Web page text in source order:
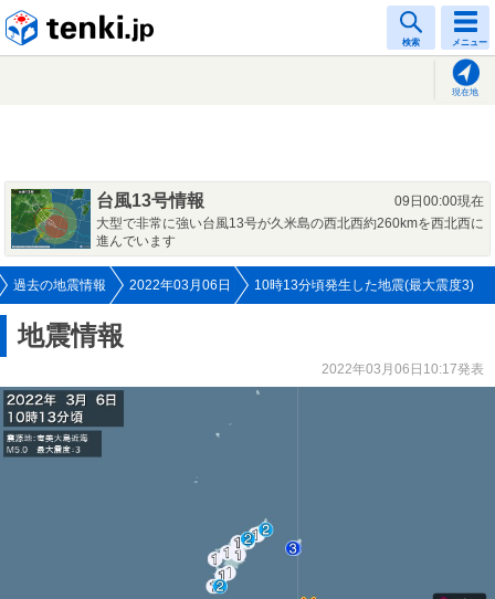
検索 メニュー
現在地
台風13号情報
09日00:00現在
大型で非常に強い台風13号が久米島の西北西約260kmを西北西に
進んでいます
過去の地震情報 2022年03月06日 10時13分頃発生した地震(最大震度3)
地震情報
2022年03月06日10:17発表